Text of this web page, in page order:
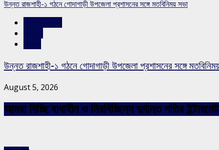
উন্নত রাজশাহী-১ গঠনে গোদাগাড়ী উপজেলা প্রশাসনের সঙ্গে মতবিনিময় সভা
উন্নত রাজশাহী-১ গঠনে গোদাগাড়ী উপজেলা প্রশাসনের সঙ্গে
August 5, 2026
আমরা দিচ্ছি বাধাহীন ও নিরবিচ্ছিন্ন দুর্দান্ত গতির